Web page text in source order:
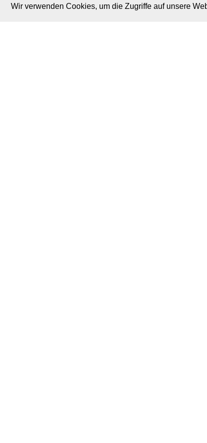
M. Brodski Software
Wir verwenden Cookies, um die Zugriffe auf unsere